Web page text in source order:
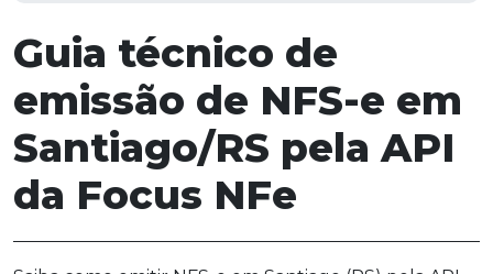
Guia técnico de
emissão de NFS-e em
Santiago/RS pela API
da Focus NFe